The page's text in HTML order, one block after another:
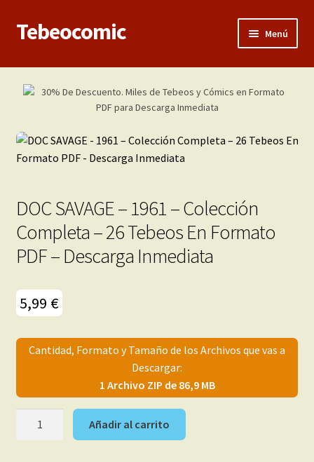
Ir
Ir
al
Tebeocomic Menú
Inicio
menú
Franco-Belga
Porno 3D
Inéditas
Demos
hijo
DOC SAVAGE – 1961 – Colección
Completa – 26 Tebeos En Formato
PDF – Descarga Inmediata
5,99 €
Cantidad, Formato y Tamaño de los Archivos que vas a
Descargar:
1 Archivo ZIP de 86,9 MB
Añadir al carrito